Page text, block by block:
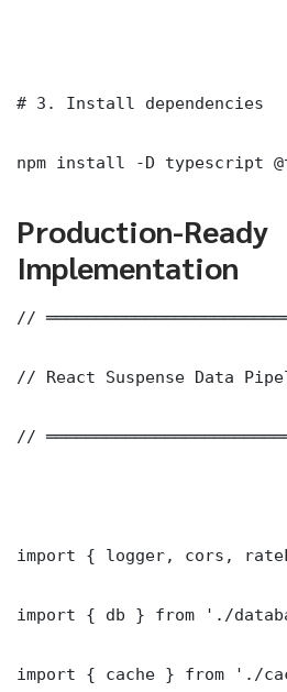
# 3. Install dependencies
npm install -D typescript
Production-Ready
Implementation
//
// React Suspense Data
//
import { logger, cors,
import { db } from './
import { cache } from './